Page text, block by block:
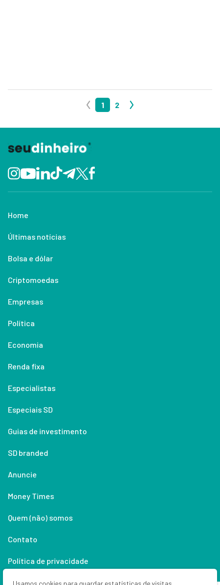
1 2
Home
Últimas notícias
Bolsa e dólar
Criptomoedas
Empresas
Política
Economia
Renda fixa
Especialistas
Especiais SD
Guias de investimento
SD branded
Anuncie
Money Times
Quem (não) somos
Contato
Política de privacidade
Lifestyle
Usamos cookies para guardar estatísticas de visitas,